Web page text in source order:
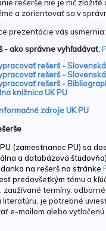
rešerše nie je nič
a zorientovať sa v
prezentácie vás usmernia:
- ako správne vyhľadávať:
rešerš -
rešerš -
rešerš -
knižnica UK PU
zdroje UK PU
(zamestnanec PU) sa
a databázová
na rešerš na stránke
predovšetkým tému a
zaužívané termíny,
literatúru, je potrebné
e-mailom alebo